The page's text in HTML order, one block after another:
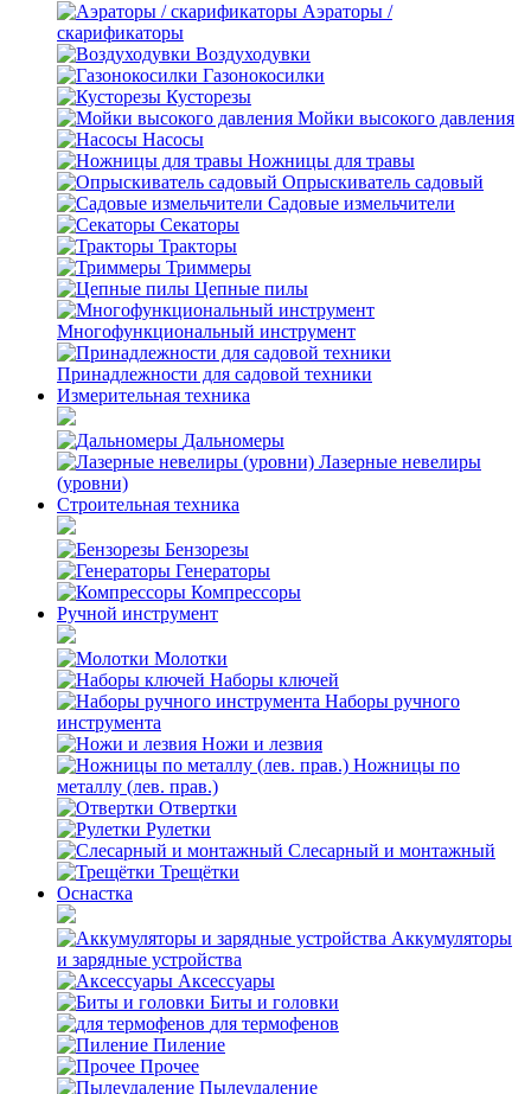
Аэраторы /
скарификаторы
Воздуходувки
Газонокосилки
Кусторезы
Мойки высокого давления
Насосы
Ножницы для травы
Опрыскиватель садовый
Садовые измельчители
Секаторы
Тракторы
Триммеры
Цепные пилы
Многофункциональный инструмент
Принадлежности для садовой техники
Измерительная техника
Дальномеры
Лазерные невелиры
(уровни)
Строительная техника
Бензорезы
Генераторы
Компрессоры
Ручной инструмент
Молотки
Наборы ключей
Наборы ручного
инструмента
Ножи и лезвия
Ножницы по
металлу (лев. прав.)
Отвертки
Рулетки
Слесарный и монтажный
Трещётки
Оснастка
Аккумуляторы
и зарядные устройства
Аксессуары
Биты и головки
для термофенов
Пиление
Прочее
Пылеудаление